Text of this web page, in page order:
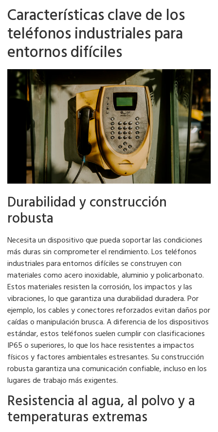
Características clave de los
teléfonos industriales para
entornos difíciles
Durabilidad y construcción
robusta
Necesita un dispositivo que pueda soportar las condiciones
más duras sin comprometer el rendimiento. Los teléfonos
industriales para entornos difíciles se construyen con
materiales como acero inoxidable, aluminio y policarbonato.
Estos materiales resisten la corrosión, los impactos y las
vibraciones, lo que garantiza una durabilidad duradera. Por
ejemplo, los cables y conectores reforzados evitan daños por
caídas o manipulación brusca. A diferencia de los dispositivos
estándar, estos teléfonos suelen cumplir con clasificaciones
IP65 o superiores, lo que los hace resistentes a impactos
físicos y factores ambientales estresantes. Su construcción
robusta garantiza una comunicación confiable, incluso en los
lugares de trabajo más exigentes.
Resistencia al agua, al polvo y a
temperaturas extremas